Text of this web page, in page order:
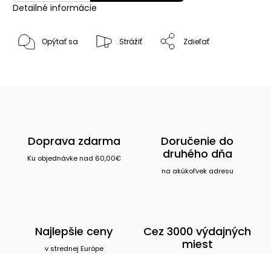
Detailné informácie
Opýtať sa Strážiť Zdieľať
Doprava zdarma
Ku objednávke nad 60,00€
Doručenie do
druhého dňa
na akúkoľvek adresu
Najlepšie ceny
v strednej Európe
Cez 3000 výdajných
miest